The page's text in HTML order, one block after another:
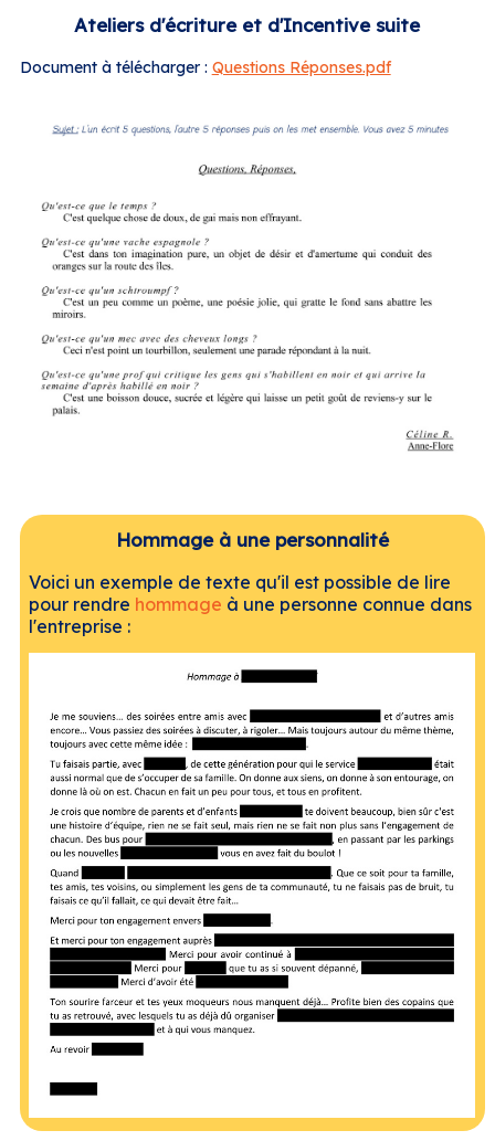
Ateliers d'écriture et d'Incentive suite
Document à télécharger : Questions Réponses.pdf
Hommage à une personnalité
Voici un exemple de texte qu'il est possible de lire
pour rendre hommage à une personne connue dans
l'entreprise :